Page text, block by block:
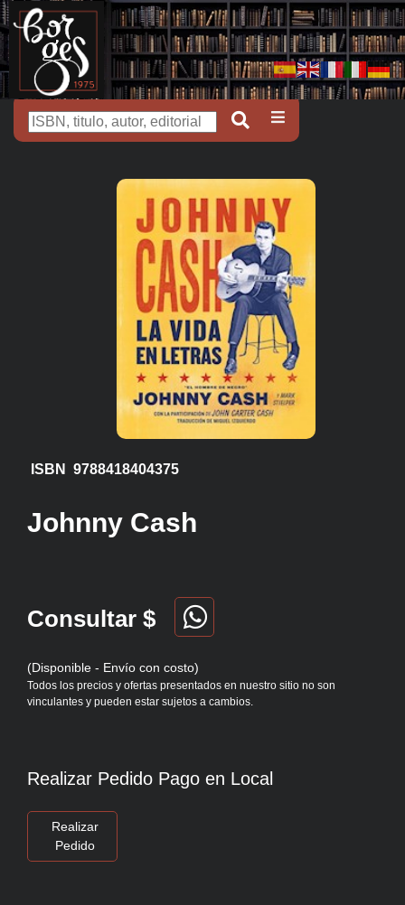
ISBN 9788418404375
Johnny Cash
Consultar $
(Disponible - Envío con costo)
Todos los precios y ofertas presentados en nuestro sitio no son
vinculantes y pueden estar sujetos a cambios.
Realizar Pedido Pago en Local
Realizar
Pedido